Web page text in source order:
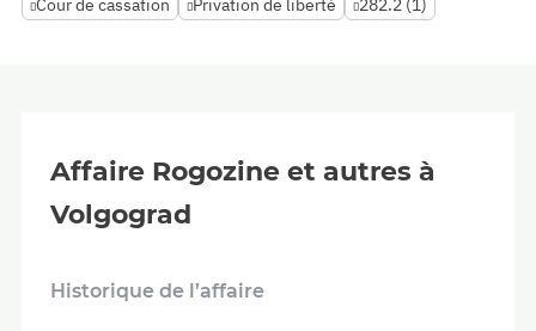
Cour de cassation Privation de liberté 282.2 (1)
Affaire Rogozine et autres à
Volgograd
Historique de l’affaire